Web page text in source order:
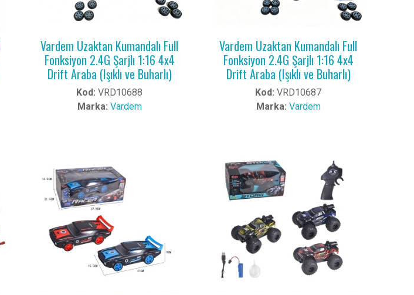
Vardem Uzaktan Kumandalı Full
Fonksiyon 2.4G Şarjlı 1:16 4x4
Drift Araba (Işıklı ve Buharlı)
Kod: VRD10688
Marka: Vardem
Vardem Uzaktan Kumandalı Full
Fonksiyon 2.4G Şarjlı 1:16 4x4
Drift Araba (Işıklı ve Buharlı)
Kod: VRD10687
Marka: Vardem